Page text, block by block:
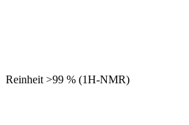
Reinheit >99 % (1H-NMR)